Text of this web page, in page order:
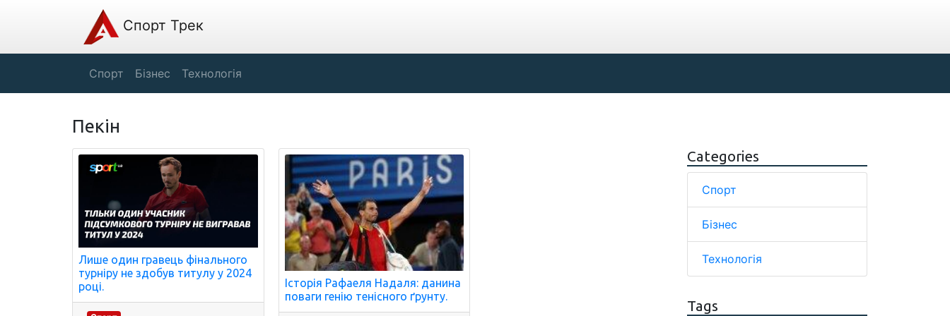
Спорт Трек
Спорт Бізнес Технологія
Пекін
Лише один гравець фінального
турніру не здобув титулу у 2024
році.
Історія Рафаеля Надаля: данина
поваги генію тенісного ґрунту.
Categories
Спорт
Бізнес
Технологія
Tags